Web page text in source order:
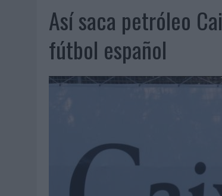
07/08/2026
PATRÓN CONVIERTE EL NUEVO SINGLE
07/08/2026 | EL VERANO PONE A PRUEBA LA
VUELING CONVIERTE LOS RECUERDOS
LA TELEVISIÓN SIGUE LIDERANDO EL
06/08/2026 | EL USO DE LA IA GENERATIVA ALCANZA
06/08/2026
SYSTEM1 NOMBRA A KIMBERLY
FRIGO Y UNIQLO LANZAN UNA
Así saca petróleo
fútbol español